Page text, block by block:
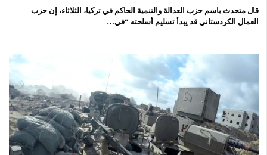
قال متحدث باسم حزب العدالة والتنمية الحاكم في تركيا، الثلاثاء، إن حزب
العمال الكردستاني قد يبدأ تسليم أسلحته “في…